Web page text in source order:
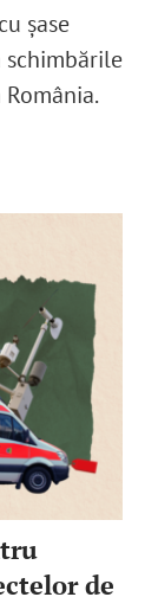
șase
schimbările
de